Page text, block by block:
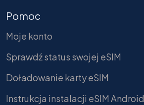
Pomoc
Moje konto
Sprawdź status swojej eSIM
Doładowanie karty eSIM
Instrukcja instalacji eSIM Android